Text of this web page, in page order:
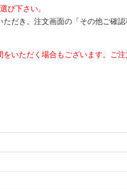
び下さい。
だき、注文画面の「その他ご確認
いただく場合もございます。ご注